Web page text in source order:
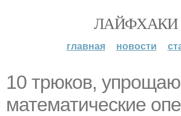
ЛАЙФХАКИ
главная новости
10 трюков,
математические